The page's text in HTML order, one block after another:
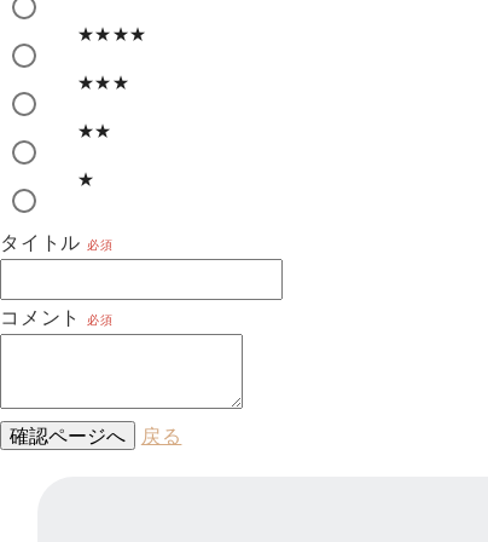
★★★★
★★★
★★
★
タイトル 必須
コメント 必須
確認ページへ 戻る